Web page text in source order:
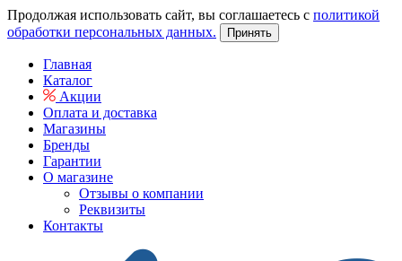
Продолжая использовать сайт, вы соглашаетесь с политикой
обработки персональных данных.
Принять
Главная
Каталог
Акции
Оплата и доставка
Магазины
Бренды
Гарантии
О магазине
Отзывы о компании
Реквизиты
Контакты